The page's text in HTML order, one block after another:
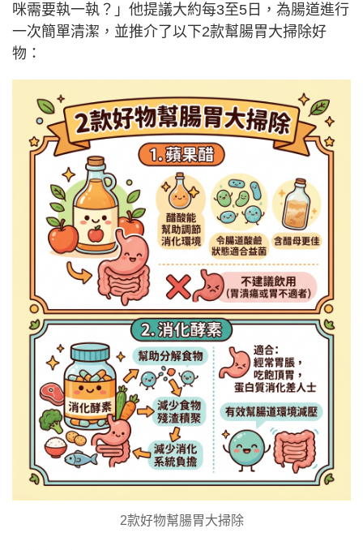
咪需要執一執？」他提議大約每3至5日，為腸道進行
一次簡單清潔，並推介了以下2款幫腸胃大掃除好
物：
2款好物幫腸胃大掃除